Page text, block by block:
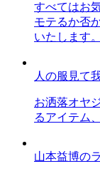
すべてはお
モテるか否
いたします。
人の服見て
お洒落オヤ
るアイテム
山本益博の